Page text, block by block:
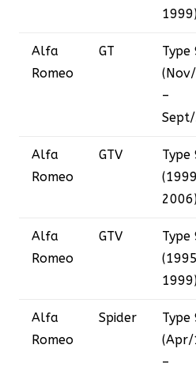
Alfa
Romeo
GT
Type
–
Alfa
Romeo
GTV
Type
Alfa
Romeo
GTV
Type
Alfa
Romeo
Spider
Type
(Apr/
–